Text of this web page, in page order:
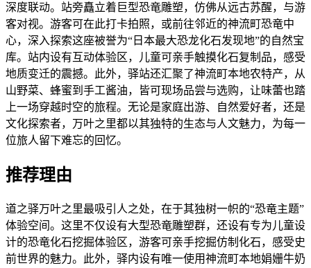
深度联动。站旁矗立着巨型恐竜雕塑，仿佛从远古苏醒，与游
客对视。游客可在此打卡拍照，或前往邻近的神流町恐竜中
心，深入探索这座被誉为“日本最大恐龙化石发现地”的自然宝
库。站内设有互动体验区，儿童可亲手触摸化石复制品，感受
地质变迁的震撼。此外，驿站还汇聚了神流町本地农特产，从
山野菜、蜂蜜到手工酱油，皆可现场品尝与选购，让味蕾也踏
上一场穿越时空的旅程。无论是家庭出游、自然爱好者，还是
文化探索者，万叶之里都以其独特的生态与人文魅力，为每一
位旅人留下难忘的回忆。
推荐理由
道之驿万叶之里最吸引人之处，在于其独树一帜的“恐竜主题”
体验空间。这里不仅设有大型恐竜雕塑群，还设有专为儿童设
计的恐竜化石挖掘体验区，游客可亲手挖掘仿制化石，感受史
前世界的魅力。此外，驿内设有唯一使用神流町本地娟姗牛奶